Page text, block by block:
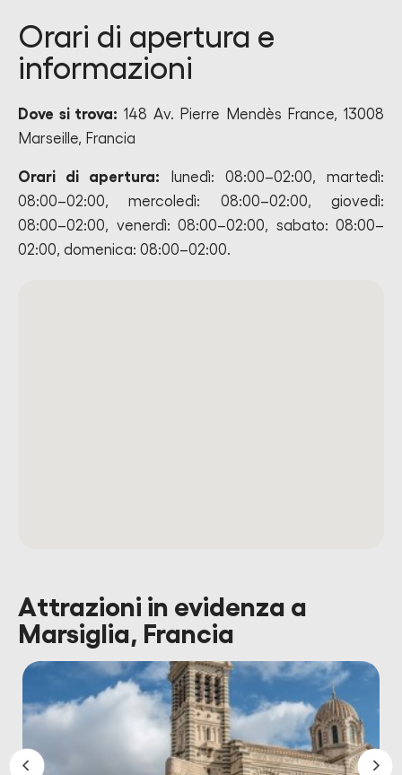
Orari di apertura e
informazioni
Dove si trova: 148 Av. Pierre Mendès France, 13008
Marseille, Francia
Orari di apertura: lunedì: 08:00–02:00, martedì:
08:00–02:00, mercoledì: 08:00–02:00, giovedì:
08:00–02:00, venerdì: 08:00–02:00, sabato: 08:00–
02:00, domenica: 08:00–02:00.
Attrazioni in evidenza a
Marsiglia, Francia